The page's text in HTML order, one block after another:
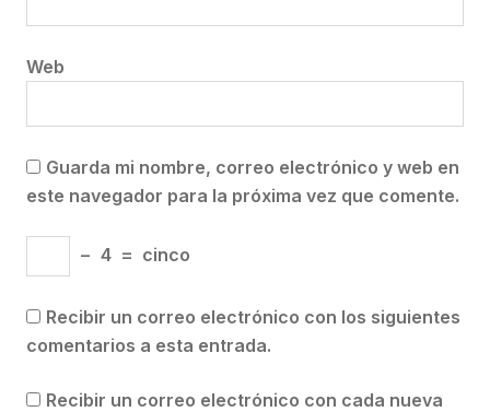
Web
Guarda mi nombre, correo electrónico y web en
este navegador para la próxima vez que comente.
− 4 = cinco
Recibir un correo electrónico con los siguientes
comentarios a esta entrada.
Recibir un correo electrónico con cada nueva